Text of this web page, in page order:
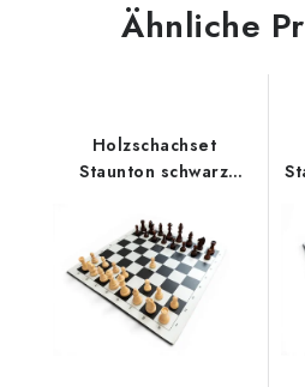
Ähnliche
Holzschachset
Staunton schwarz